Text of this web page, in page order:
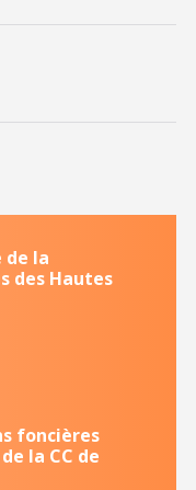
la
des Hautes
foncières
la CC de